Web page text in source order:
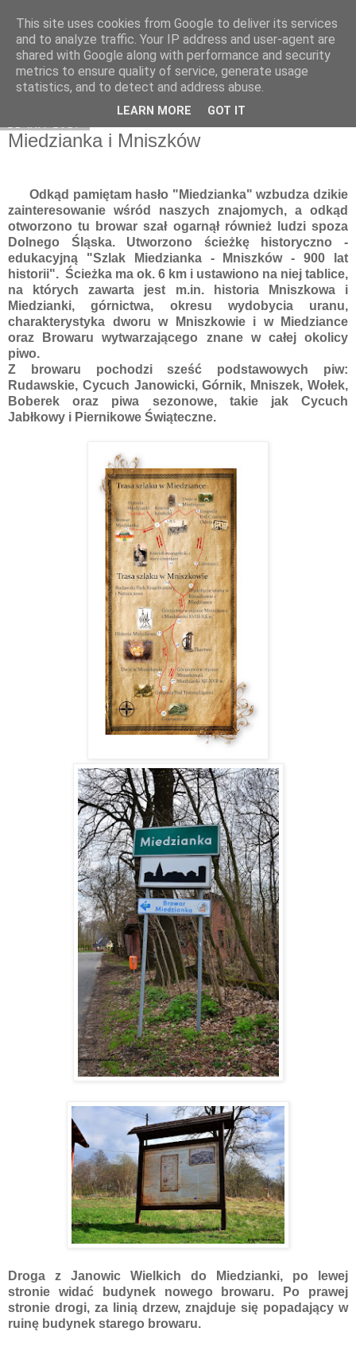
Moje miejsce
Miedzianka i Mniszków
Odkąd pamiętam hasło "Miedzianka" wzbudza dzikie
zainteresowanie wśród naszych znajomych, a odkąd
otworzono tu browar szał ogarnął również ludzi spoza
Dolnego Śląska. Utworzono ścieżkę historyczno -
edukacyjną "Szlak Miedzianka - Mniszków - 900 lat
historii". Ścieżka ma ok. 6 km i ustawiono na niej tablice,
na których zawarta jest m.in. historia Mniszkowa i
Miedzianki, górnictwa, okresu wydobycia uranu,
charakterystyka dworu w Mniszkowie i w Miedziance
oraz Browaru wytwarzającego znane w całej okolicy
piwo.
Z browaru pochodzi sześć podstawowych piw:
Rudawskie, Cycuch Janowicki, Górnik, Mniszek, Wołek,
Boberek oraz piwa sezonowe, takie jak Cycuch
Jabłkowy i Piernikowe Świąteczne.
Droga z Janowic Wielkich do Miedzianki, po lewej
stronie widać budynek nowego browaru. Po prawej
stronie drogi, za linią drzew, znajduje się popadający w
ruinę budynek starego browaru.
This site uses cookies from Google to deliver its services
and to analyze traffic. Your IP address and user-agent are
shared with Google along with performance and security
metrics to ensure quality of service, generate usage
statistics, and to detect and address abuse.
LEARN MORE GOT IT